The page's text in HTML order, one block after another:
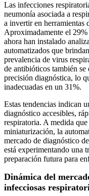
Las infecciones
neumonía asociada a
a invertir en herramientas
Aproximadamente el
ahora han instalado
automatizados que
prevalencia de virus
de antibióticos también
precisión diagnóstica, lo
inadecuadas en un 31%.
Estas tendencias indican
diagnóstico accesibles,
respiratoria. A medida
miniaturización, la
mercado de diagnóstico
está experimentando una
preparación futura para
Dinámica del
infecciosas